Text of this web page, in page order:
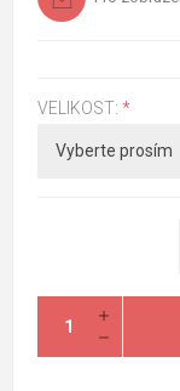
VELIKOST: *